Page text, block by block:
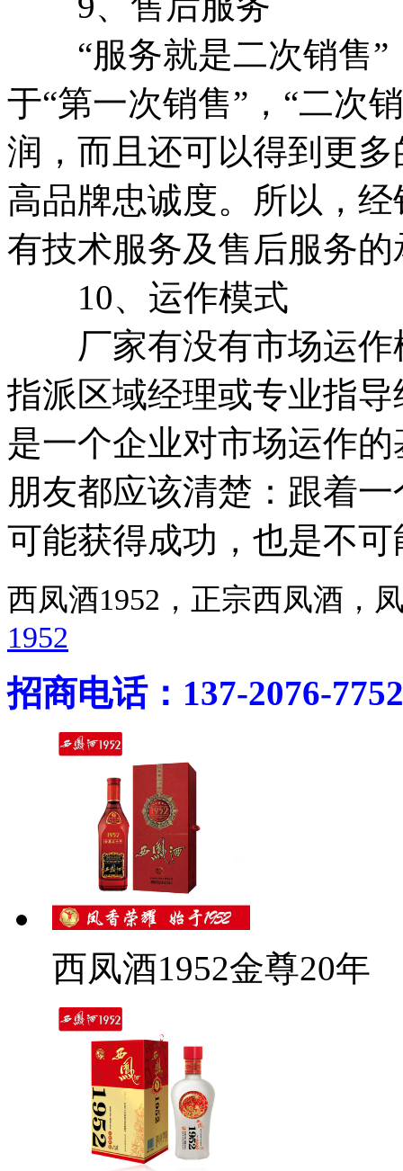
“服务就是二次销售”
于“第一次销售”，“二次
润，而且还可以得到更
高品牌忠诚度。所以，
有技术服务及售后服务
10、运作模式
厂家有没有市场运作
指派区域经理或专业指
是一个企业对市场运作
朋友都应该清楚：跟着
可能获得成功，也是不
西凤酒1952，正宗西凤酒
1952
招商电话：137-2076-7752
西凤酒1952金尊20年